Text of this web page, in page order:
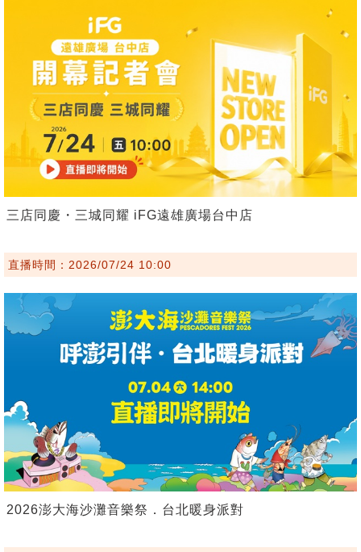
三店同慶・三城同耀 iFG遠雄廣場台中店
直播時間：2026/07/24 10:00
2026澎大海沙灘音樂祭．台北暖身派對